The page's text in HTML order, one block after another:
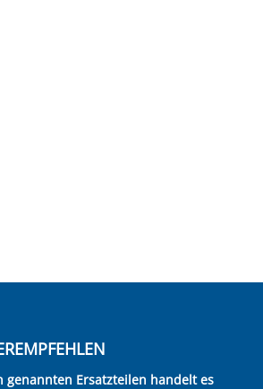
genannten Ersatzteilen handelt es